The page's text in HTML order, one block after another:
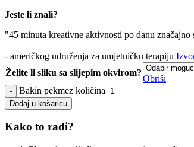
Jeste li znali?
"45 minuta kreativne aktivnosti po danu značajno
- američkog udruženja za umjetničku terapiju
Želite li sliku sa slijepim okvirom?
Obriši
Bakin pekmez količina
Dodaj u košaricu
Kako to radi?